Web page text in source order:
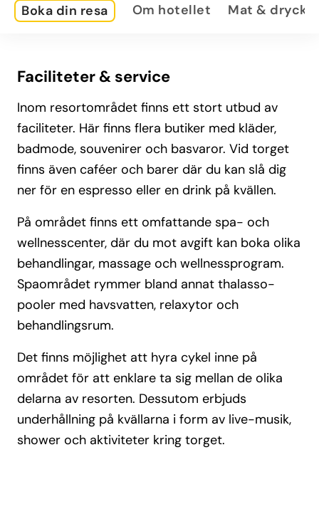
Boka din resa Om hotellet Mat & dryck
Faciliteter & service
Inom resortområdet finns ett stort utbud av
faciliteter. Här finns flera butiker med kläder,
badmode, souvenirer och basvaror. Vid torget
finns även caféer och barer där du kan slå dig
ner för en espresso eller en drink på kvällen.
På området finns ett omfattande spa- och
wellnesscenter, där du mot avgift kan boka olika
behandlingar, massage och wellnessprogram.
Spaområdet rymmer bland annat thalasso-
pooler med havsvatten, relaxytor och
behandlingsrum.
Det finns möjlighet att hyra cykel inne på
området för att enklare ta sig mellan de olika
delarna av resorten. Dessutom erbjuds
underhållning på kvällarna i form av live-musik,
shower och aktiviteter kring torget.